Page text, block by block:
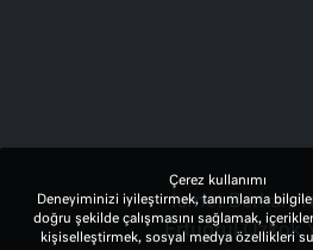
İsmet Berkan
Ertuğrul Özkök
Çerez kullanımı
Deneyiminizi iyileştirmek, tanımlama
doğru şekilde çalışmasını sağlamak,
kişiselleştirmek, sosyal medya özellikleri